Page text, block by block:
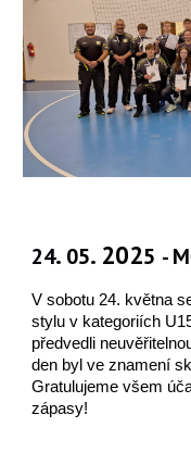
24. 05. 2025 -
V sobotu 24. května
stylu v kategoriích
předvedli
den byl ve znamení
Gratulujeme všem
zápasy!